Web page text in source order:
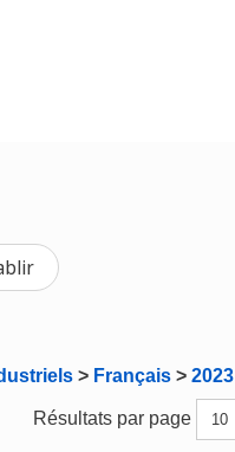
> Français > 2023
Résultats par page